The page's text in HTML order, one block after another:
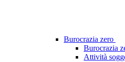
Burocrazia zero
Burocrazia
Attività